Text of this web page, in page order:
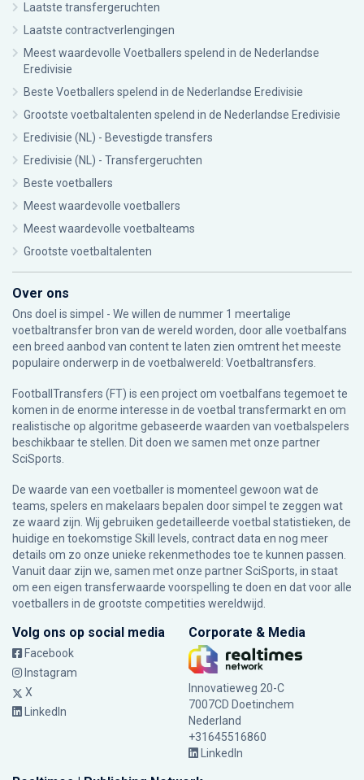
Laatste transfergeruchten
Laatste contractverlengingen
Meest waardevolle Voetballers spelend in de Nederlandse
Eredivisie
Beste Voetballers spelend in de Nederlandse Eredivisie
Grootste voetbaltalenten spelend in de Nederlandse Eredivisie
Eredivisie (NL) - Bevestigde transfers
Eredivisie (NL) - Transfergeruchten
Beste voetballers
Meest waardevolle voetballers
Meest waardevolle voetbalteams
Grootste voetbaltalenten
Over ons
Ons doel is simpel - We willen de nummer 1 meertalige
voetbaltransfer bron van de wereld worden, door alle voetbalfans
een breed aanbod van content te laten zien omtrent het meeste
populaire onderwerp in de voetbalwereld: Voetbaltransfers.
FootballTransfers (FT) is een project om voetbalfans tegemoet te
komen in de enorme interesse in de voetbal transfermarkt en om
realistische op algoritme gebaseerde waarden van voetbalspelers
beschikbaar te stellen. Dit doen we samen met onze partner
SciSports
De waarde van een voetballer is momenteel gewoon wat de
teams, spelers en makelaars bepalen door simpel te zeggen wat
ze waard zijn. Wij gebruiken gedetailleerde voetbal statistieken, de
huidige en toekomstige Skill levels, contract data en nog meer
details om zo onze unieke rekenmethodes toe te kunnen passen.
Vanuit daar zijn we, samen met onze partner SciSports, in staat
om een eigen transferwaarde voorspelling te doen en dat voor alle
voetballers in de grootste competities wereldwijd.
Volg ons op social media
Facebook
Instagram
X
LinkedIn
Corporate & Media
Innovatieweg 20-C
7007CD Doetinchem
Nederland
+31645516860
LinkedIn